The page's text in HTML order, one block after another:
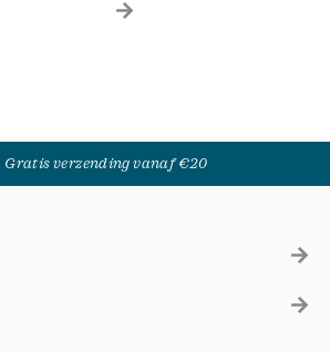
Gratis verzending vanaf €20